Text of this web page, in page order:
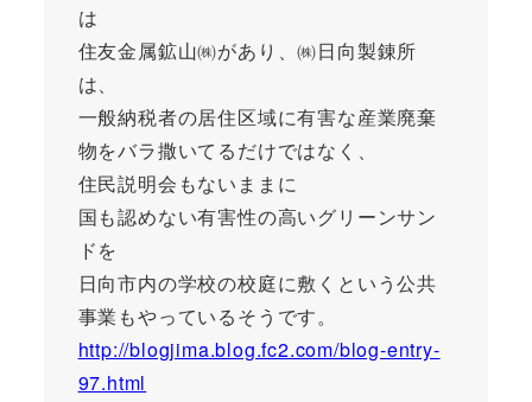
は
住友金属鉱山㈱があり、㈱日向製錬所
は、
一般納税者の居住区域に有害な産業廃棄
物をバラ撒いてるだけではなく、
住民説明会もないままに
国も認めない有害性の高いグリーンサン
ドを
日向市内の学校の校庭に敷くという公共
事業もやっているそうです。
http://blogjima.blog.fc2.com/blog-entry-
97.html